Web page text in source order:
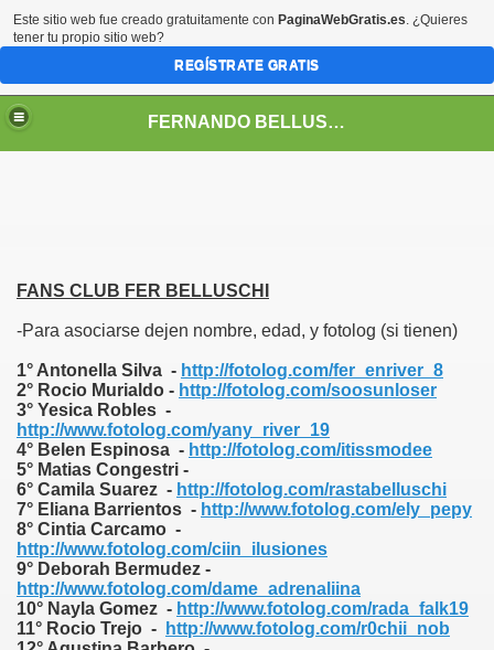
FERNANDO BELLUSCHI
FANS CLUB FER BELLUSCHI
-Para asociarse dejen nombre, edad, y fotolog (si tienen)
1° Antonella Silva - http://fotolog.com/fer_enriver_8
2° Rocio Murialdo - http://fotolog.com/soosunloser
3° Yesica Robles -
http://www.fotolog.com/yany_river_19
4° Belen Espinosa - http://fotolog.com/itissmodee
5° Matias Congestri -
6° Camila Suarez - http://fotolog.com/rastabelluschi
7° Eliana Barrientos - http://www.fotolog.com/ely_pepy
8° Cintia Carcamo -
http://www.fotolog.com/ciin_ilusiones
9° Deborah Bermudez -
http://www.fotolog.com/dame_adrenaliina
10° Nayla Gomez - http://www.fotolog.com/rada_falk19
11° Rocio Trejo -
http://www.fotolog.com/r0chii_nob
Este sitio web fue creado gratuitamente con PaginaWebGratis.es. ¿Quieres
tener tu propio sitio web?
REGÍSTRATE GRATIS